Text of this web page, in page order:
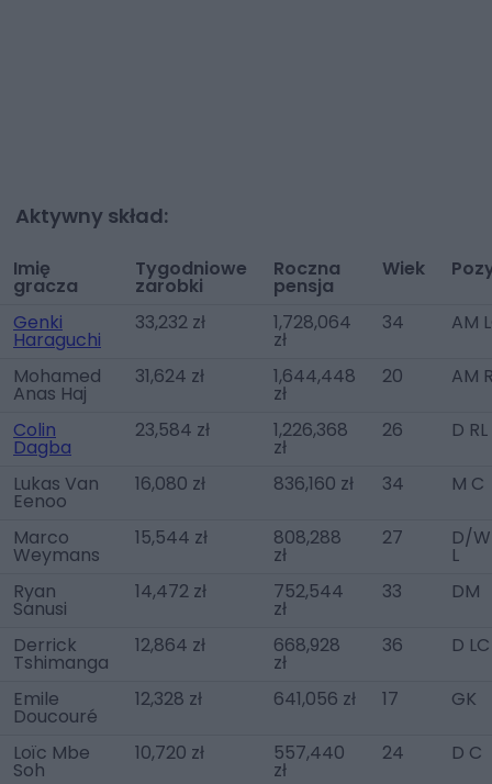
Aktywny skład:
Imię
gracza
Tygodniowe
zarobki
Roczna
pensja
Wiek
Genki
Haraguchi
33,232 zł 1,728,064
zł
34 AM
Mohamed
Anas Haj
31,624 zł 1,644,448
zł
20 AM
Colin
Dagba
23,584 zł 1,226,368
zł
26 D RL
Lukas Van
Eenoo
16,080 zł 836,160 zł 34 M C
Marco
Weymans
15,544 zł 808,288
zł
27 D/
L
Ryan
Sanusi
14,472 zł 752,544
zł
33 DM
Derrick
Tshimanga
12,864 zł 668,928
zł
36 D LC
Emile
Doucouré
12,328 zł 641,056 zł 17 GK
Loïc Mbe
Soh
10,720 zł 557,440
zł
24 D C